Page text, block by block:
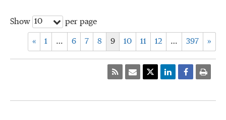
Show 10 per page
« 1 … 6 7 8 9 10 11 12 … 397 »